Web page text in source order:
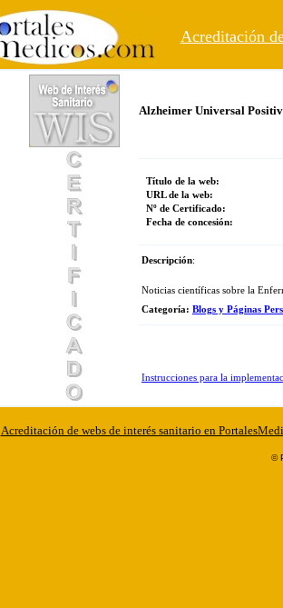
Acreditación
Alzheimer Universal
Título de la web:
URL de la web:
Nº de Certificado:
Fecha de concesión:
Descripción:
Noticias científicas sobre la
Categoría: Blogs y Páginas
Instrucciones para la
Acreditación de webs de interés sanitario en
©